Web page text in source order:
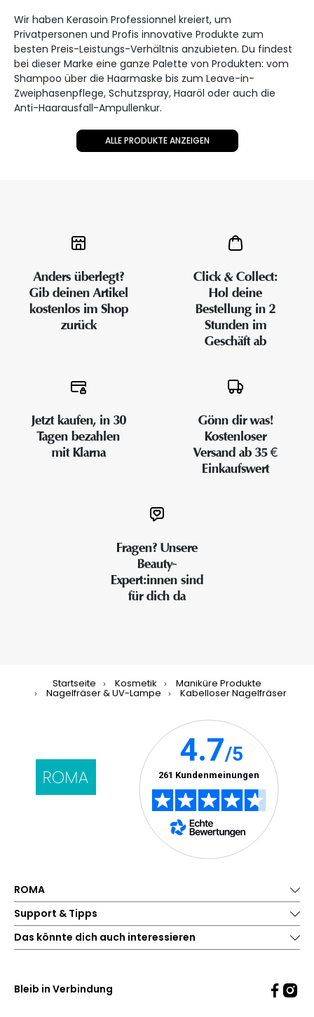
Wir haben Kerasoin Professionnel kreiert, um
Privatpersonen und Profis innovative Produkte zum
besten Preis-Leistungs-Verhältnis anzubieten. Du findest
bei dieser Marke eine ganze Palette von Produkten: vom
Shampoo über die Haarmaske bis zum Leave-in-
Zweiphasenpflege, Schutzspray, Haaröl oder auch die
Anti-Haarausfall-Ampullenkur.
ALLE PRODUKTE ANZEIGEN
Anders überlegt?
Gib deinen Artikel
kostenlos im Shop
zurück
Click & Collect:
Hol deine
Bestellung in 2
Stunden im
Geschäft ab
Jetzt kaufen, in 30
Tagen bezahlen
mit Klarna
Gönn dir was!
Kostenloser
Versand ab 35 €
Einkaufswert
Fragen? Unsere
Beauty-
Expert:innen sind
für dich da
Startseite Kosmetik Maniküre Produkte
Nagelfräser & UV-Lampe Kabelloser Nagelfräser
ROMA
Support & Tipps
Das könnte dich auch interessieren
Bleib in Verbindung